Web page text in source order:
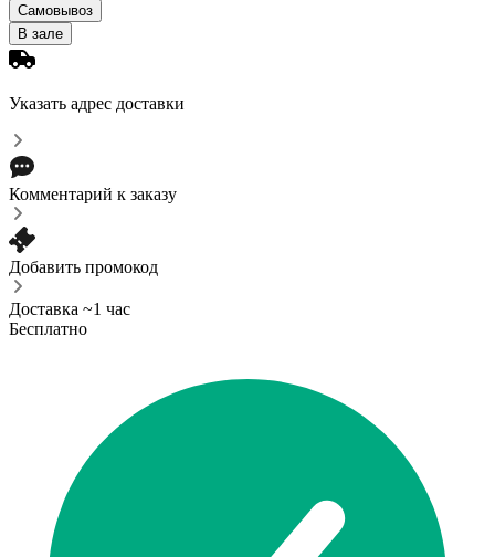
Самовывоз
В зале
Указать адрес доставки
Комментарий к заказу
Добавить промокод
Доставка ~1 час
Бесплатно